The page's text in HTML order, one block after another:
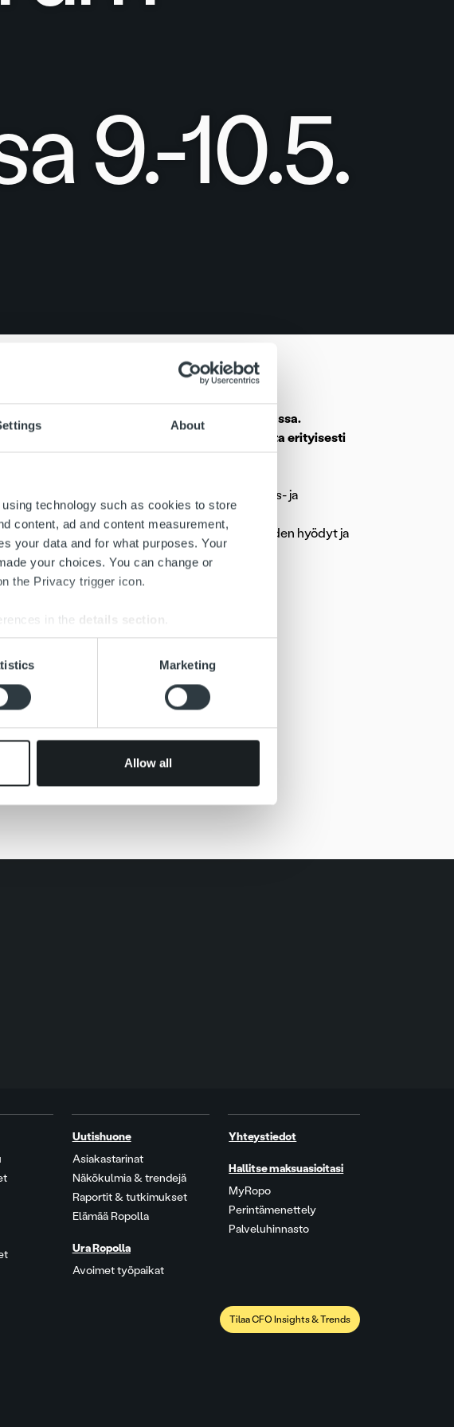
About
technology such as cookies to store
content, ad and content measurement,
your data and for what purposes. Your
your choices. You can change or
the Privacy trigger icon.
in the details section
and to analyse our traffic. We also share
use of their services.
Marketing
Allow all
9.-10.5.
VaikuttajaForum Energia 2017 -tapahtumassa.
digitalisaation mahdollisuuksista erityisesti
kassavirran tehostamiseen.
energiayhtiöiden liiketoiminta-, talous-, kehitys- ja
alan murros kehityksen keskiössä, hajautettu
sekä uusiutuvien energialähteiden hyödyt ja
Uutishuone
Asiakastarinat
Näkökulmia & trendejä
Raportit & tutkimukset
Elämää Ropolla
Ura Ropolla
Avoimet työpaikat
Yhteystiedot
Hallitse maksuasioitasi
MyRopo
Perintämenettely
Palveluhinnasto
Tilaa CFO Insights & Trends